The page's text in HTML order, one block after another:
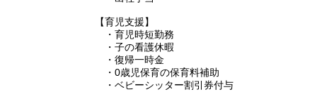
【育児支援】
・育児時短勤務
・子の看護休暇
・復帰一時金
・0歳児保育の保育料補助
・ベビーシッター割引券付与